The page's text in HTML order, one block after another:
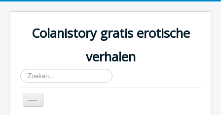
Colanistory gratis erotische
verhalen
Zoeken...
Schakelen
navigatie